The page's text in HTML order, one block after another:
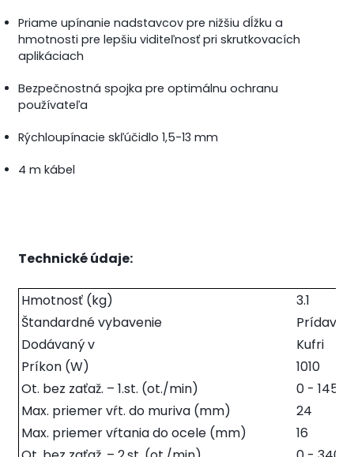
Priame upínanie nadstavcov pre nižšiu dĺžku a
hmotnosti pre lepšiu viditeľnosť pri skrutkovacích
aplikáciach
Bezpečnostná spojka pre optimálnu ochranu
používateľa
Rýchloupínacie skľúčidlo 1,5-13 mm
4 m kábel
Technické údaje:
Hmotnosť (kg)
3.1
Štandardné vybavenie
Dodávaný v
Kufri
Príkon (W)
1010
Ot. bez zaťaž. – 1.st. (ot./min)
0 - 1450
Max. priemer vŕt. do muriva (mm)
24
Max. priemer vŕtania do ocele (mm)
16